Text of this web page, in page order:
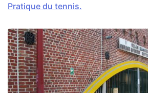
Pratique du tennis.